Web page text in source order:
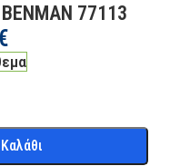
77113